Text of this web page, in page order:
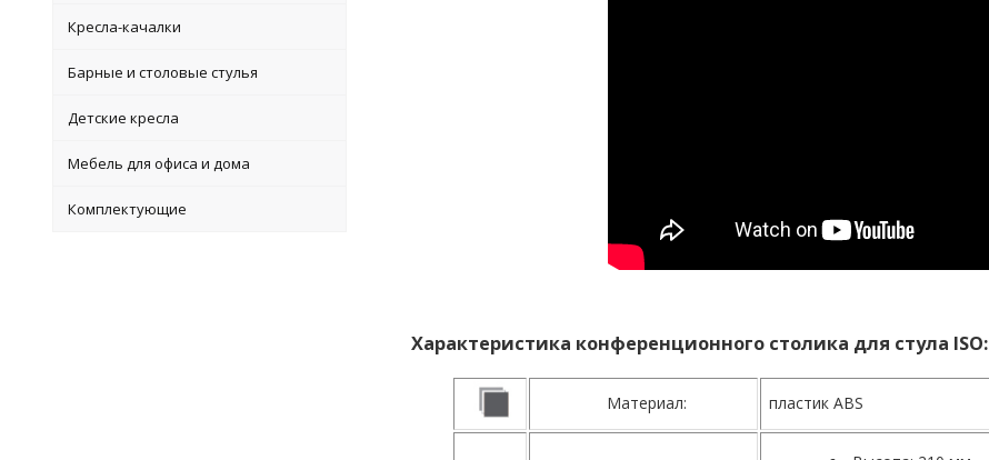
Кресла-качалки
Барные и столовые стулья
Детские кресла
Мебель для офиса и дома
Комплектующие
Характеристика конференционного столика для стула ISO:
Материал: пластик ABS